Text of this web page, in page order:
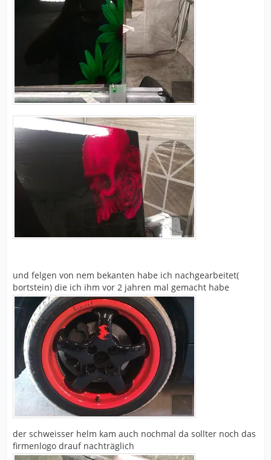
und felgen von nem bekanten habe ich nachgearbeitet(
bortstein) die ich ihm vor 2 jahren mal gemacht habe
der schweisser helm kam auch nochmal da sollter noch das
firmenlogo drauf nachträglich